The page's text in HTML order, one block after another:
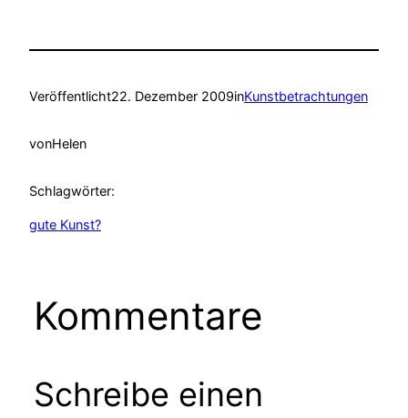
Veröffentlicht22. Dezember 2009inKunstbetrachtungen
vonHelen
Schlagwörter:
gute Kunst?
Kommentare
Schreibe einen